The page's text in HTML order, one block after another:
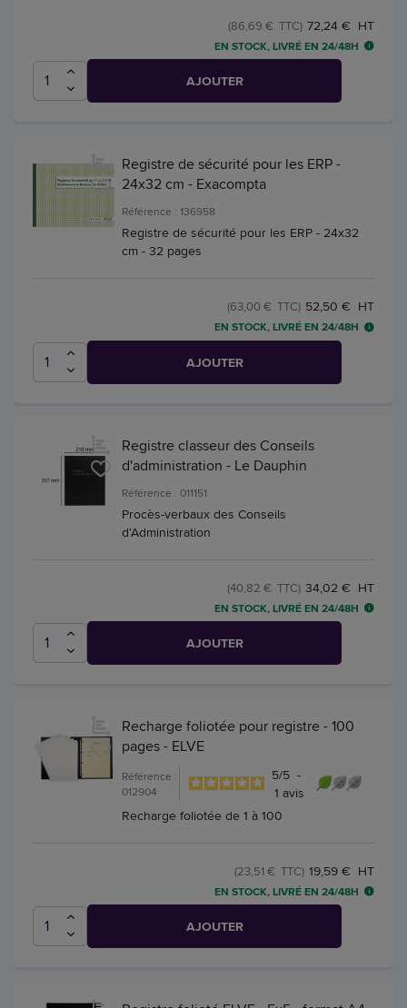
72,24 € HT
(86,69 € TTC)
EN STOCK, LIVRÉ EN 24/48H
AJOUTER
Registre de sécurité pour les ERP -
24x32 cm - Exacompta
Référence : 136958
Registre de sécurité pour les ERP - 24x32
cm - 32 pages
52,50 € HT
(63,00 € TTC)
EN STOCK, LIVRÉ EN 24/48H
AJOUTER
Registre classeur des Conseils
d'administration - Le Dauphin
Référence : 011151
Procès-verbaux des Conseils
d'Administration
34,02 € HT
(40,82 € TTC)
EN STOCK, LIVRÉ EN 24/48H
AJOUTER
Recharge foliotée pour registre - 100
pages - ELVE
Référence :
012904
5/5 -
1 avis
Recharge foliotée de 1 à 100
19,59 € HT
(23,51 € TTC)
EN STOCK, LIVRÉ EN 24/48H
AJOUTER